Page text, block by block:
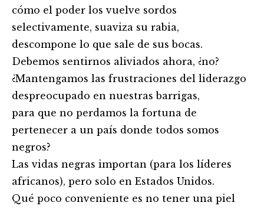
cómo el poder los vuelve sordos
selectivamente, suaviza su rabia,
descompone lo que sale de sus bocas.
Debemos sentirnos aliviados ahora, ¿no?
¿Mantengamos las frustraciones del liderazgo
despreocupado en nuestras barrigas,
para que no perdamos la fortuna de
pertenecer a un país donde todos somos
negros?
Las vidas negras importan (para los líderes
africanos), pero solo en Estados Unidos.
Qué poco conveniente es no tener una piel